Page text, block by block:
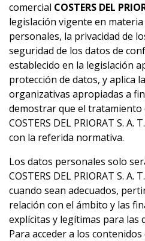
comercial COSTERS DEL
legislación vigente en
personales, la privacidad de
seguridad de los datos de
establecido en la legislación
protección de datos, y aplica
organizativas apropiadas a
demostrar que el tratamiento
COSTERS DEL PRIORAT S.
con la referida normativa.
Los datos personales solo
COSTERS DEL PRIORAT S.
cuando sean adecuados,
relación con el ámbito y las
explícitas y legítimas para las
Para acceder a los